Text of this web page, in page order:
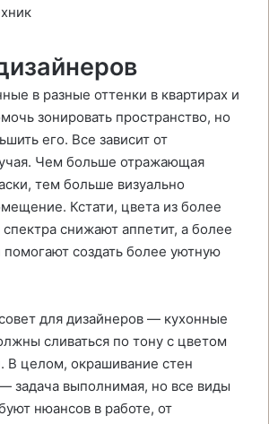
в разные оттенки в квартирах и
зонировать пространство, но
его. Все зависит от
Чем больше отражающая
тем больше визуально
Кстати, цвета из более
снижают аппетит, а более
создать более уютную
для дизайнеров — кухонные
сливаться по тону с цветом
В целом, окрашивание стен
задача выполнимая, но все виды
нюансов в работе, от